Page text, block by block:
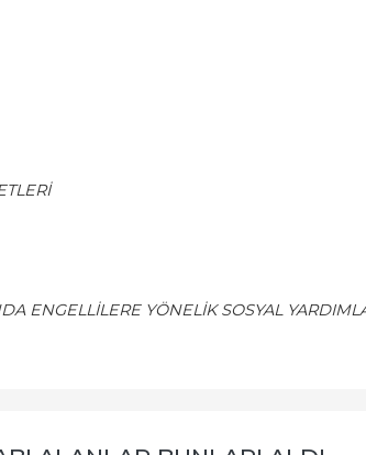
ENGELLİLERE YÖNELİK SOSYAL